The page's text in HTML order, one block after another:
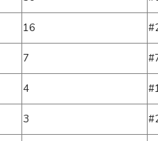
16
7
4
3